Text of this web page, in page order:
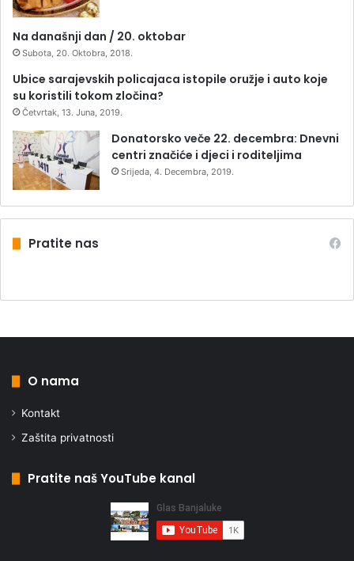
Na današnji dan / 20. oktobar
Subota, 20. Oktobra, 2018.
Ubice sarajevskih policajaca istopile oružje i auto koje
su koristili tokom zločina?
Četvrtak, 13. Juna, 2019.
Donatorsko veče 22. decembra: Dnevni
centri značiće i djeci i roditeljima
Srijeda, 4. Decembra, 2019.
Pratite nas
O nama
Kontakt
Zaštita privatnosti
Pratite naš YouTube kanal